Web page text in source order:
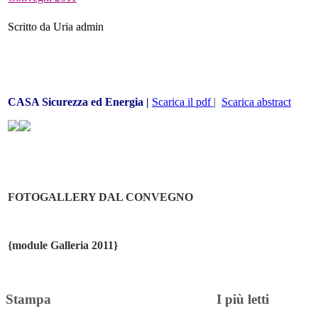
Scritto da Uria admin
CASA Sicurezza ed Energia | Scarica il pdf | Scarica abstract
FOTOGALLERY DAL CONVEGNO
{module Galleria 2011}
Stampa I più letti